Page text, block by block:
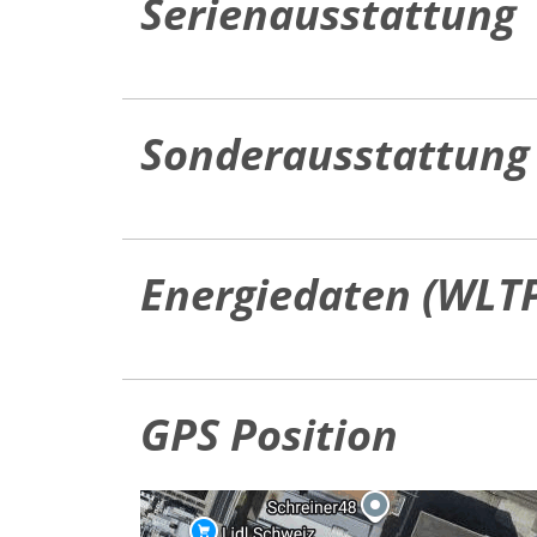
Serienausstattung
Sonderausstattung
Energiedaten
GPS Position